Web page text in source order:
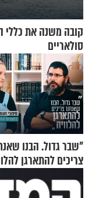
קובה משנה את כללי
סולאריים
"שבר גדול. הבנו
צריכים להתארגן
זוגיות במבחן,
וגד דנינו